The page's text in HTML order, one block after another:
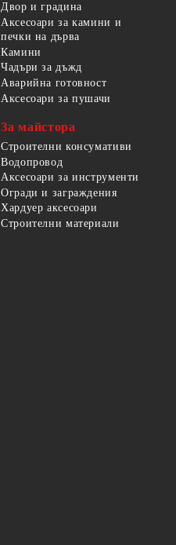
Двор и градина
Аксесоари за камини и
печки на дърва
Камини
Чадъри за дъжд
Аварийна готовност
Аксесоари за пушачи
За майстора
Строителни консумативи
Водопровод
Аксесоари за инструменти
Огради и заграждения
Хардуер аксесоари
Строителни материали